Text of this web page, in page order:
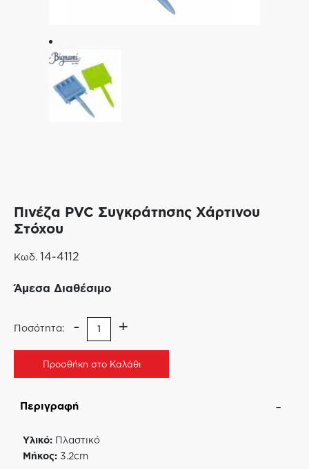
Πινέζα PVC Συγκράτησης Χάρτινου
Στόχου
Κωδ. 14-4112
Άμεσα Διαθέσιμο
- +
Ποσότητα:
Προσθήκη στο Καλάθι
Περιγραφή
Yλικό:Πλαστικό
Μήκος:3.2cm